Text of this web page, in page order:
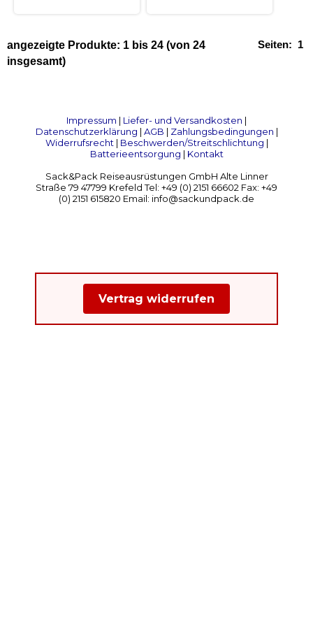
Seiten: 1
angezeigte Produkte: 1 bis 24 (von 24
insgesamt)
Impressum | Liefer- und Versandkosten |
Datenschutzerklärung | AGB | Zahlungsbedingungen |
Widerrufsrecht| Beschwerden/Streitschlichtung |
Batterieentsorgung | Kontakt
Sack&Pack Reiseausrüstungen GmbH Alte Linner
Straße 79 47799 Krefeld Tel: +49 (0) 2151 66602 Fax: +49
(0) 2151 615820 Email: info@sackundpack.de
Vertrag widerrufen